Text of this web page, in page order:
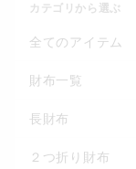
カテゴリから選ぶ
全てのアイテム
財布一覧
長財布
２つ折り財布